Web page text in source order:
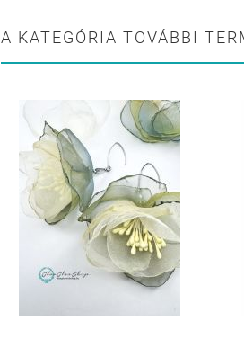
A KATEGÓRIA TOVÁBBI